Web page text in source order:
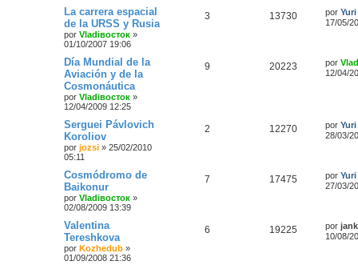
La carrera espacial
de la URSS y Rusia
por Vladiвосток »
01/10/2007 19:06
3 13730 por
17/05/
Día Mundial de la
Aviación y de la
Cosmonáutica
por Vladiвосток »
12/04/2009 12:25
9 20223 por
12/04/
Serguei Pávlovich
Koroliov
por jozsi » 25/02/2010
05:11
2 12270 por
28/03/
Cosmódromo de
Baikonur
por Vladiвосток »
02/08/2009 13:39
7 17475 por
27/03/
Valentina
Tereshkova
por Kozhedub »
01/09/2008 21:36
6 19225 por
10/08/